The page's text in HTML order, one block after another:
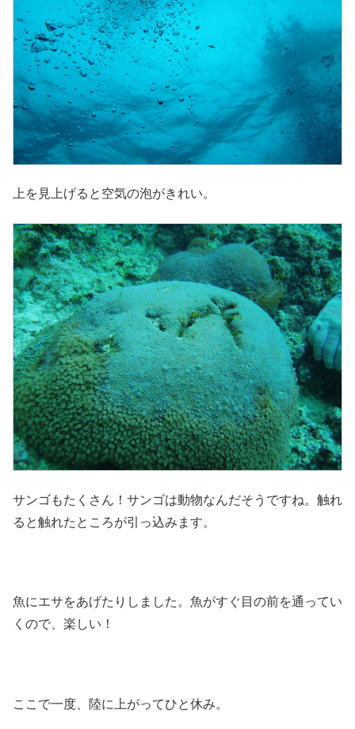
上を見上げると空気の泡がきれい。
サンゴもたくさん！サンゴは動物なんだそうですね。触れ
ると触れたところが引っ込みます。
魚にエサをあげたりしました。魚がすぐ目の前を通ってい
くので、楽しい！
ここで一度、陸に上がってひと休み。